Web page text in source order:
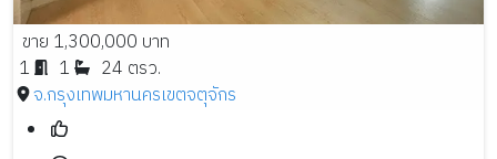
ขาย 1,300,000 บาท
1
1
24 ตรว.
จ.กรุงเทพมหานครเขตจตุจักร